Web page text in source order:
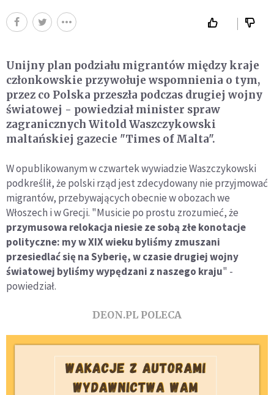
Unijny plan podziału migrantów między kraje
członkowskie przywołuje wspomnienia o tym,
przez co Polska przeszła podczas drugiej wojny
światowej - powiedział minister spraw
zagranicznych Witold Waszczykowski
maltańskiej gazecie "Times of Malta".
W opublikowanym w czwartek wywiadzie Waszczykowski
podkreślił, że polski rząd jest zdecydowany nie przyjmować
migrantów, przebywających obecnie w obozach we
Włoszech i w Grecji. "Musicie po prostu zrozumieć, że
przymusowa relokacja niesie ze sobą złe konotacje
polityczne: my w XIX wieku byliśmy zmuszani
przesiedlać się na Syberię, w czasie drugiej wojny
światowej byliśmy wypędzani z naszego kraju" -
powiedział.
DEON.PL POLECA